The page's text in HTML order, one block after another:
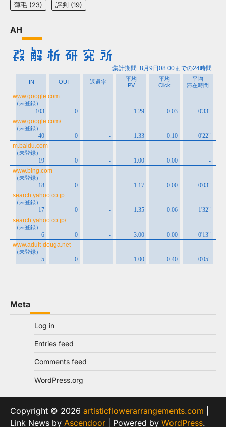
薄毛 (23) 評判 (19)
AH
Meta
Log in
Entries feed
Comments feed
WordPress.org
Copyright © 2026 artisticflowerarrangements.com
Link News by Ascendoor | Powered by WordPress.